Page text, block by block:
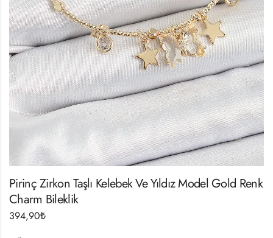
Pirinç Zirkon Taşlı Kelebek Ve Yıldız Model Gold Renk
Charm Bileklik
394,90₺